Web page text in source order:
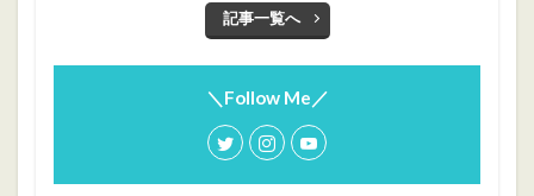
記事一覧へ
＼Follow Me／